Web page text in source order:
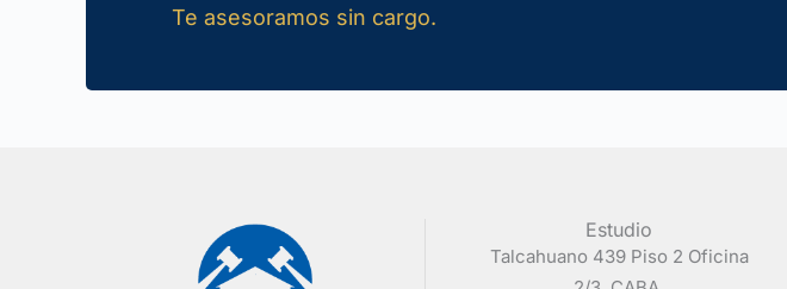
Te asesoramos sin cargo.
Estudio
Talcahuano 439 Piso 2 Oficina